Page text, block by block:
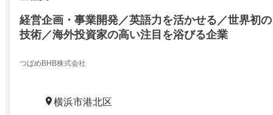
経営企画・事業開発／英語力を活かせる／世界初
技術／海外投資家の高い注目を浴びる企業
つばめBHB株式会社
横浜市港北区